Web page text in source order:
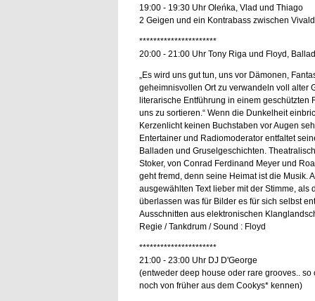
19:00 - 19:30 Uhr Oleńka, Vlad und Thiago
2 Geigen und ein Kontrabass zwischen
**********************
20:00 - 21:00 Uhr Tony Riga und Floyd,
„Es wird uns gut tun, uns vor Dämonen,
geheimnisvollen Ort zu verwandeln voll alter
literarische Entführung in einem
uns zu sortieren.“ Wenn die Dunkelheit
Kerzenlicht keinen Buchstaben vor Augen
Entertainer und Radiomoderator entfaltet
Balladen und Gruselgeschichten.
Stoker, von Conrad Ferdinand Meyer und
geht fremd, denn seine Heimat ist die Musik.
ausgewählten Text lieber mit der Stimme, als
überlassen was für Bilder es für sich selbst
Ausschnitten aus elektronischen
Regie / Tankdrum / Sound : Floyd
**********************
21:00 - 23:00 Uhr DJ D'George
(entweder deep house oder rare grooves..
noch von früher aus dem Cookys* kennen)